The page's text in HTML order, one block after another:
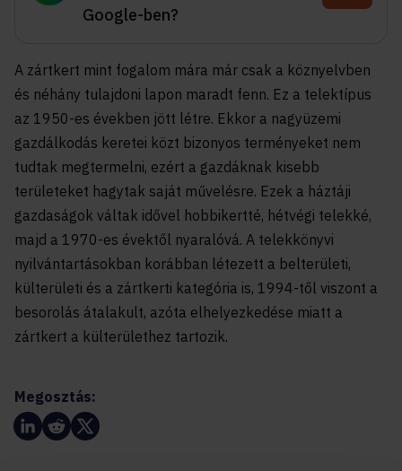
Google-ben?
A zártkert mint fogalom mára már csak a köznyelvben
és néhány tulajdoni lapon maradt fenn. Ez a telektípus
az 1950-es években jött létre. Ekkor a nagyüzemi
gazdálkodás keretei közt bizonyos terményeket nem
tudtak megtermelni, ezért a gazdáknak kisebb
területeket hagytak saját művelésre. Ezek a háztáji
gazdaságok váltak idővel hobbikertté, hétvégi telekké,
majd a 1970-es évektől nyaralóvá. A telekkönyvi
nyilvántartásokban korábban létezett a belterületi,
külterületi és a zártkerti kategória is, 1994-től viszont a
besorolás átalakult, azóta elhelyezkedése miatt a
zártkert a külterülethez tartozik.
Megosztás: